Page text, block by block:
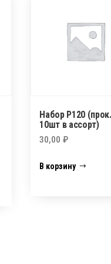
Набор P120
10шт в ассорт)
30,00₽
В корзину